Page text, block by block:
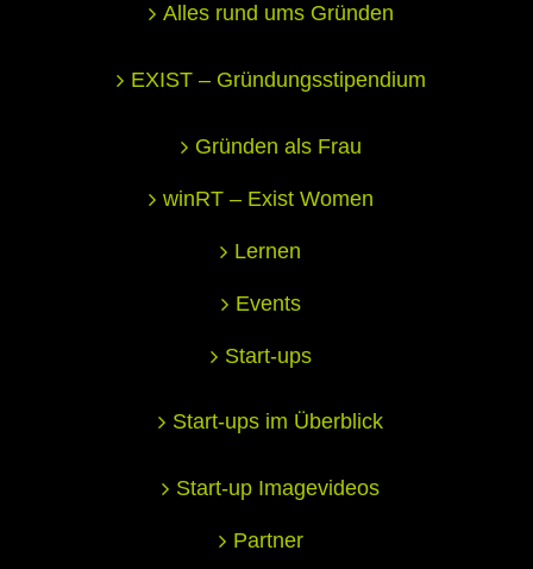
Alles rund ums Gründen
EXIST – Gründungsstipendium
Gründen als Frau
winRT – Exist Women
Lernen
Events
Start-ups
Start-ups im Überblick
Start-up Imagevideos
Partner